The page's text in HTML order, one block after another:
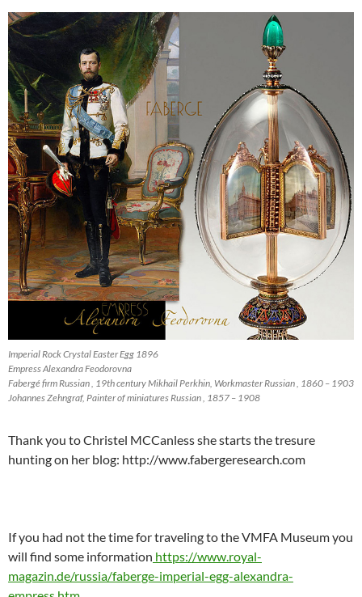
Imperial Rock Crystal Easter Egg 1896
Empress Alexandra Feodorovna
Fabergé firm Russian , 19th century Mikhail Perkhin, Workmaster Russian , 1860 – 1903
Johannes Zehngraf, Painter of miniatures Russian , 1857 – 1908
Thank you to Christel MCCanless she starts the tresure
hunting on her blog: http://www.fabergeresearch.com
If you had not the time for traveling to the VMFA Museum you
will find some information https://www.royal-
magazin.de/russia/faberge-imperial-egg-alexandra-